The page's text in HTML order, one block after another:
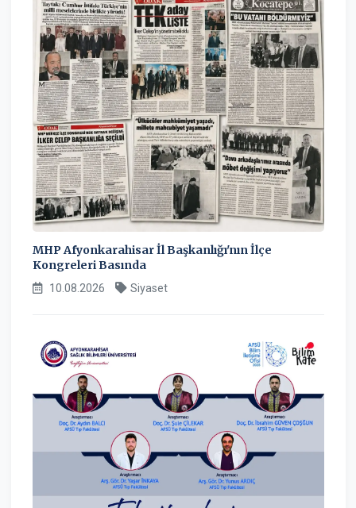
MHP Afyonkarahisar İl Başkanlığı'nın İlçe
Kongreleri Basında
10.08.2026 Siyaset